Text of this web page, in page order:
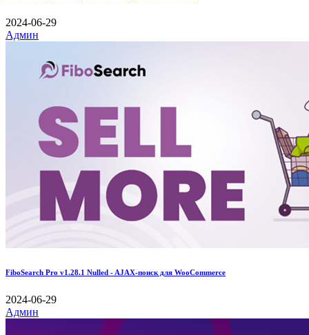
2024-06-29
Админ
FiboSearch Pro v1.28.1 Nulled - AJAX-поиск для WooCommerce
2024-06-29
Админ